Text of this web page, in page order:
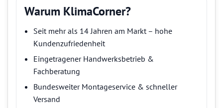
Warum KlimaCorner?
Seit mehr als 14 Jahren am Markt – hohe
Kundenzufriedenheit
Eingetragener Handwerksbetrieb &
Fachberatung
Bundesweiter Montageservice & schneller
Versand